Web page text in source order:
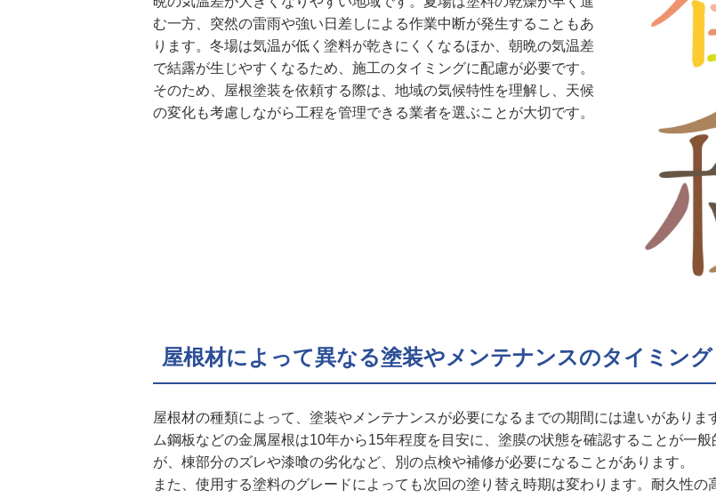
む一方、突然の雷雨や強い日差しによる作業中断が発生することもあ
ります。冬場は気温が低く塗料が乾きにくくなるほか、朝晩の気温差
で結露が生じやすくなるため、施工のタイミングに配慮が必要です。
そのため、屋根塗装を依頼する際は、地域の気候特性を理解し、天候
の変化も考慮しながら工程を管理できる業者を選ぶことが大切です。
屋根材によって異なる塗装やメンテナンスのタイミング
屋根材の種類によって、塗装やメンテナンスが必要になるまでの期間には違いがあり
ム鋼板などの金属屋根は10年から15年程度を目安に、塗膜の状態を確認することが一
が、棟部分のズレや漆喰の劣化など、別の点検や補修が必要になることがあります。
また、使用する塗料のグレードによっても次回の塗り替え時期は変わります。耐久性の